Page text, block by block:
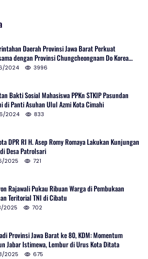
Daerah Provinsi Jawa Barat Perkuat
dengan Provinsi Chungcheongnam Do Korea
2024 3996
Bakti Sosial Mahasiswa PPKn STKIP Pasundan
di Panti Asuhan Ulul Azmi Kota Cimahi
2024 833
DPR RI H. Asep Romy Romaya Lakukan Kunjungan
Desa Patrolsari
2025 721
Rajawali Pukau Ribuan Warga di Pembukaan
Teritorial TNI di Cibatu
2025 702
Provinsi Jawa Barat ke 80, KDM: Momentum
Jabar Istimewa, Lembur di Urus Kota Ditata
2025 675